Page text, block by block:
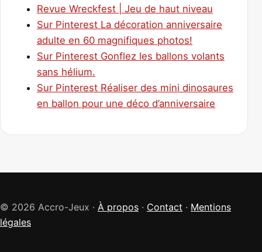
Revue Wreckfest | Jeu de haut niveau
Sur Pinterest La décoration anniversaire
adulte en 60 magnifiques photos!
Sur Pinterest Gonflez les ballons volants
sans hélium.
Sur Pinterest Réaliser des mini dinosaures
en ballon pour une déco d’anniversaire
© 2026 Accro-Jeux · À propos · Contact · Mentions
légales